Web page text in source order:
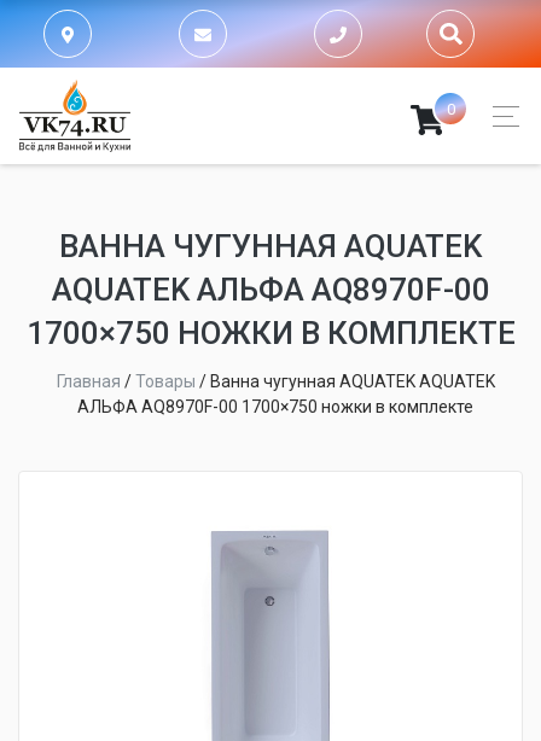
0
ВАННА ЧУГУННАЯ AQUATEK
AQUATEK АЛЬФА AQ8970F-00
1700×750 НОЖКИ В КОМПЛЕКТЕ
Главная /Товары / Ванна чугунная AQUATEK AQUATEK
АЛЬФА AQ8970F-00 1700×750 ножки в комплекте